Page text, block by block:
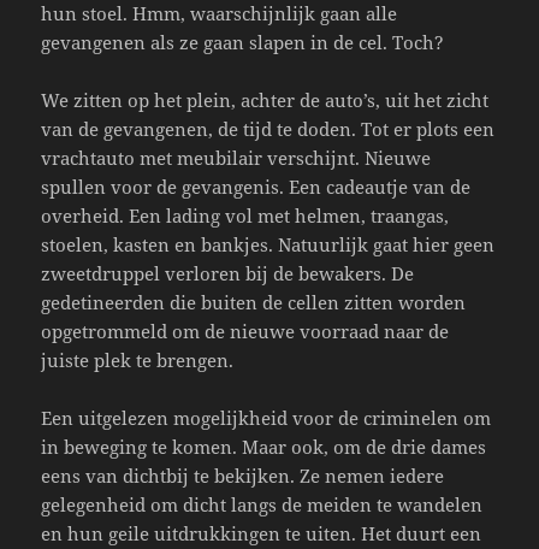
hun stoel. Hmm, waarschijnlijk gaan alle
gevangenen als ze gaan slapen in de cel. Toch?
We zitten op het plein, achter de auto’s, uit het zicht
van de gevangenen, de tijd te doden. Tot er plots een
vrachtauto met meubilair verschijnt. Nieuwe
spullen voor de gevangenis. Een cadeautje van de
overheid. Een lading vol met helmen, traangas,
stoelen, kasten en bankjes. Natuurlijk gaat hier geen
zweetdruppel verloren bij de bewakers. De
gedetineerden die buiten de cellen zitten worden
opgetrommeld om de nieuwe voorraad naar de
juiste plek te brengen.
Een uitgelezen mogelijkheid voor de criminelen om
in beweging te komen. Maar ook, om de drie dames
eens van dichtbij te bekijken. Ze nemen iedere
gelegenheid om dicht langs de meiden te wandelen
en hun geile uitdrukkingen te uiten. Het duurt een